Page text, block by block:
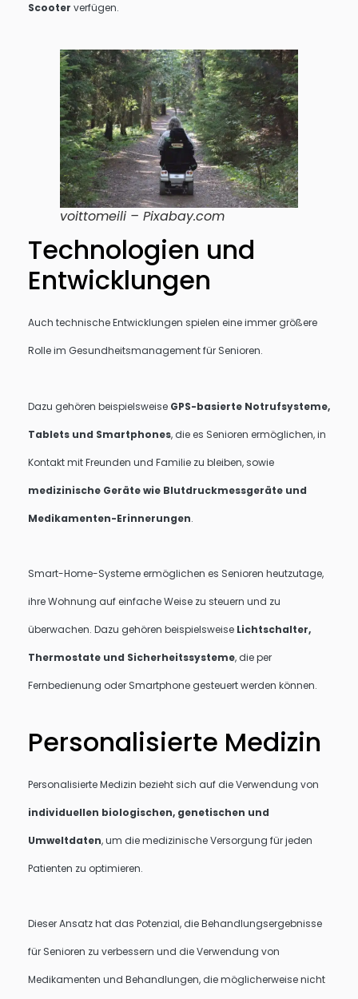
Scooter verfügen.
voittomeili – Pixabay.com
Technologien und
Entwicklungen
Auch technische Entwicklungen spielen eine immer größere
Rolle im Gesundheitsmanagement für Senioren.
Dazu gehören beispielsweise GPS-basierte Notrufsysteme,
Tablets und Smartphones, die es Senioren ermöglichen, in
Kontakt mit Freunden und Familie zu bleiben, sowie
medizinische Geräte wie Blutdruckmessgeräte und
Medikamenten-Erinnerungen.
Smart-Home-Systeme ermöglichen es Senioren heutzutage,
ihre Wohnung auf einfache Weise zu steuern und zu
überwachen. Dazu gehören beispielsweise Lichtschalter,
Thermostate und Sicherheitssysteme, die per
Fernbedienung oder Smartphone gesteuert werden können.
Personalisierte Medizin
Personalisierte Medizin bezieht sich auf die Verwendung von
individuellen biologischen, genetischen und
Umweltdaten, um die medizinische Versorgung für jeden
Patienten zu optimieren.
Dieser Ansatz hat das Potenzial, die Behandlungsergebnisse
für Senioren zu verbessern und die Verwendung von
Medikamenten und Behandlungen, die möglicherweise nicht